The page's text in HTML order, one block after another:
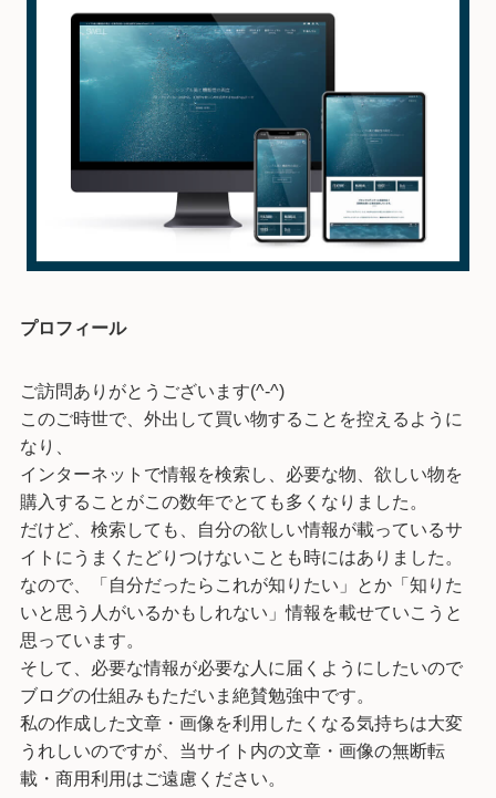
プロフィール
ご訪問ありがとうございます(^-^)
このご時世で、外出して買い物することを控えるように
なり、
インターネットで情報を検索し、必要な物、欲しい物を
購入することがこの数年でとても多くなりました。
だけど、検索しても、自分の欲しい情報が載っているサ
イトにうまくたどりつけないことも時にはありました。
なので、「自分だったらこれが知りたい」とか「知りた
いと思う人がいるかもしれない」情報を載せていこうと
思っています。
そして、必要な情報が必要な人に届くようにしたいので
ブログの仕組みもただいま絶賛勉強中です。
私の作成した文章・画像を利用したくなる気持ちは大変
うれしいのですが、当サイト内の文章・画像の無断転
載・商用利用はご遠慮ください。